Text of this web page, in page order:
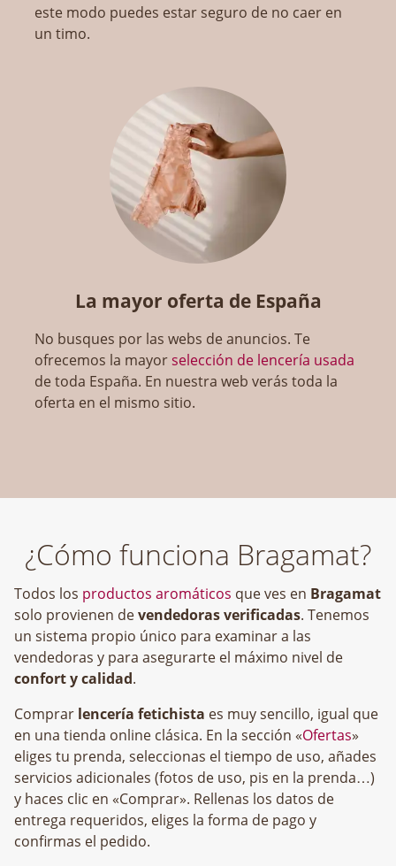
este modo puedes estar seguro de no caer en
un timo.
La mayor oferta de España
No busques por las webs de anuncios. Te
ofrecemos la mayorselección de lencería usada
de toda España. En nuestra web verás toda la
oferta en el mismo sitio.
¿Cómo funciona Bragamat?
Todos los productos aromáticos que ves en Bragamat
solo provienen devendedoras verificadas. Tenemos
un sistema propio único para examinar a las
vendedoras y para asegurarte el máximo nivel de
confort y calidad.
Comprar lencería fetichista es muy sencillo, igual que
en una tienda online clásica. En la sección «Ofertas»
eliges tu prenda, seleccionas el tiempo de uso, añades
servicios adicionales (fotos de uso, pis en la prenda…)
y haces clic en «Comprar». Rellenas los datos de
entrega requeridos, eliges la forma de pago y
confirmas el pedido.